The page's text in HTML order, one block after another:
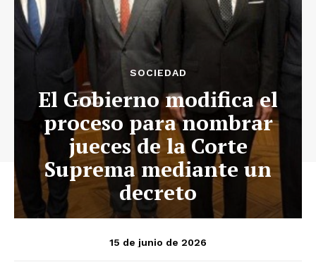
SOCIEDAD
El Gobierno modifica el
proceso para nombrar
jueces de la Corte
Suprema mediante un
decreto
15 de junio de 2026